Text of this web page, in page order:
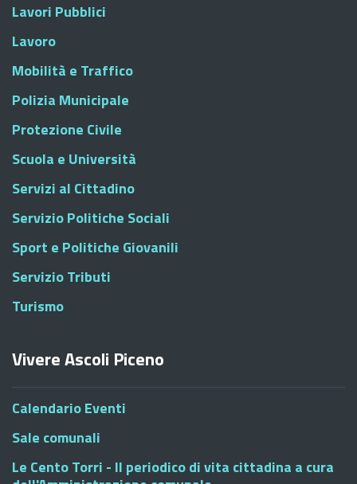
Lavori Pubblici
Lavoro
Mobilità e Traffico
Polizia Municipale
Protezione Civile
Scuola e Università
Servizi al Cittadino
Servizio Politiche Sociali
Sport e Politiche Giovanili
Servizio Tributi
Turismo
Vivere Ascoli Piceno
Calendario Eventi
Sale comunali
Le Cento Torri - Il periodico di vita cittadina a cura